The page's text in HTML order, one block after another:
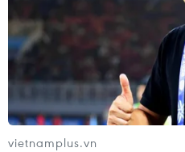
vietnamplus.vn